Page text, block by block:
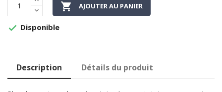
 AJOUTER AU PANIER
 Disponible
Description Détails du produit